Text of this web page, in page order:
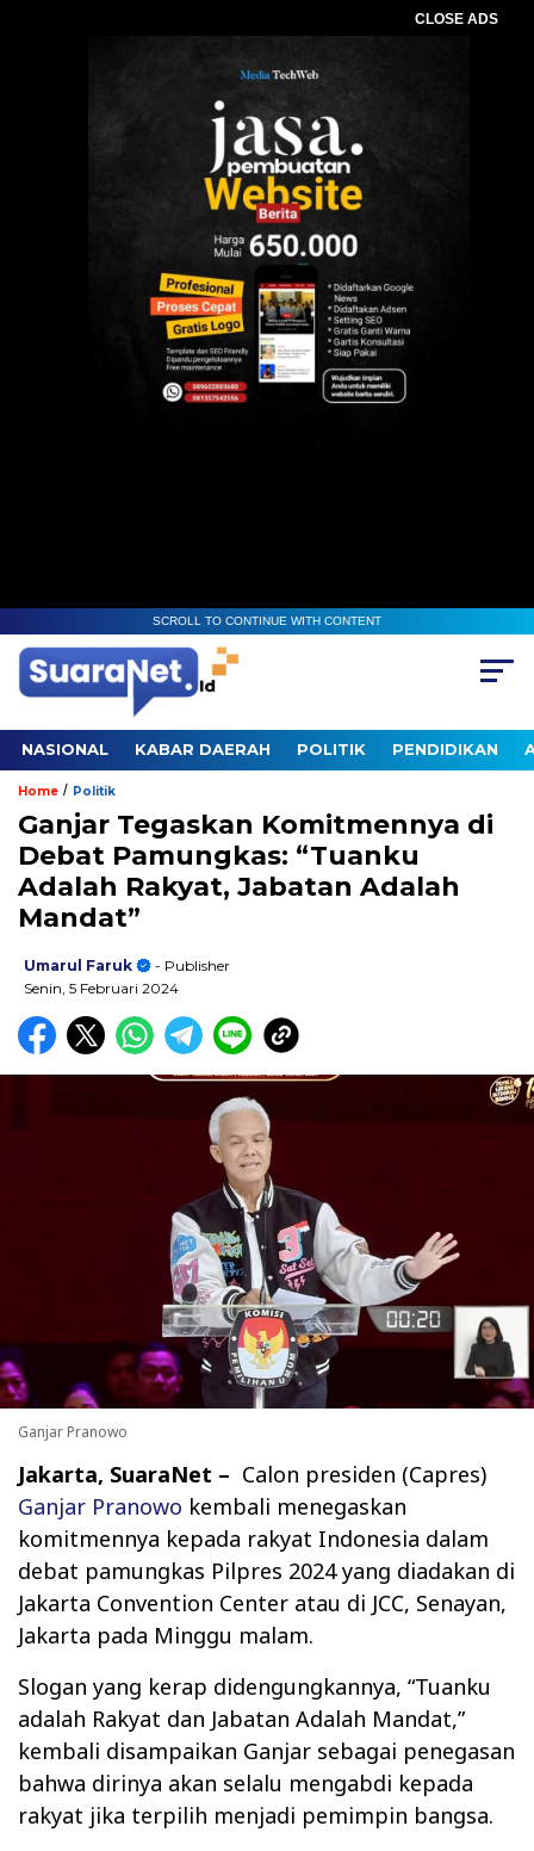
CLOSE ADS
SCROLL TO CONTINUE WITH CONTENT
NASIONAL KABAR DAERAH POLITIK PENDIDIKAN
Home / Politik
Ganjar Tegaskan Komitmennya di
Debat Pamungkas: “Tuanku
Adalah Rakyat, Jabatan Adalah
Mandat”
Umarul Faruk
- Publisher
Senin, 5 Februari 2024
Ganjar Pranowo
Jakarta, SuaraNet – Calon presiden (Capres)
Ganjar Pranowo kembali menegaskan
komitmennya kepada rakyat Indonesia dalam
debat pamungkas Pilpres 2024 yang diadakan di
Jakarta Convention Center atau di JCC, Senayan,
Jakarta pada Minggu malam.
Slogan yang kerap didengungkannya, “Tuanku
adalah Rakyat dan Jabatan Adalah Mandat,”
kembali disampaikan Ganjar sebagai penegasan
bahwa dirinya akan selalu mengabdi kepada
rakyat jika terpilih menjadi pemimpin bangsa.